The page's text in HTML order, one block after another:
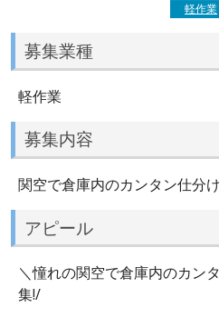
軽作業
募集業種
軽作業
募集内容
関空で倉庫内のカンタン仕分
アピール
＼憧れの関空で倉庫内のカン
集!/